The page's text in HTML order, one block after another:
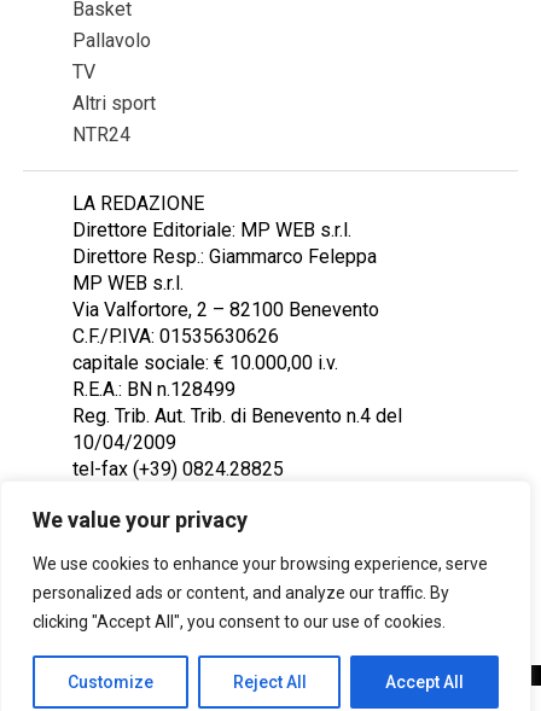
We value your privacy
We use cookies to enhance your browsing experience, serve
personalized ads or content, and analyze our traffic. By
clicking "Accept All", you consent to our use of cookies.
Customize Reject All Accept All
Basket
Pallavolo
TV
Altri sport
NTR24
LA REDAZIONE
Direttore Editoriale: MP WEB s.r.l.
Direttore Resp.: Giammarco Feleppa
MP WEB s.r.l.
Via Valfortore, 2 – 82100 Benevento
C.F./P.IVA: 01535630626
capitale sociale: € 10.000,00 i.v.
R.E.A.: BN n.128499
Reg. Trib. Aut. Trib. di Benevento n.4 del
10/04/2009
tel-fax (+39) 0824.28825